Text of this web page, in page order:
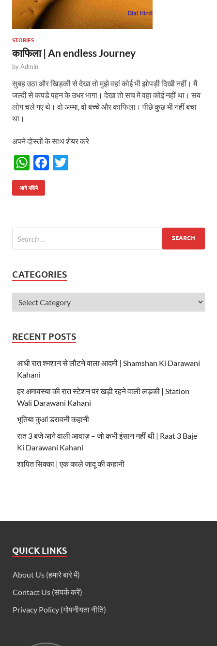
STORIES
काफिला | An endless Journey
byAdmin
सुबह उठा और खिड़की से देखा तो मुझे वहां कोई भी झोपड़ी दिखी नहीं। मैं
जल्दी से कपडे पहन के उधर भागा। देखा तो सच में वहा कोई नहीं था। सब
लोग चले गए थे। वो अम्मा, वो बच्चे और काफिला। पीछे कुछ भी नहीं बचा
था।
अपने दोस्तों के साथ शेयर करे
W
h
at
A
p
p
F
o
k
आगे पढिये
CATEGORIES
RECENT POSTS
आधी रात श्मशान से लौटने वाला आदमी | Shamshan Ki Darawani
Kahani
हर अमावस्या की रात स्टेशन पर खड़ी रहने वाली लड़की | Station
Wali Darawani Kahani
भूतिया कुआं डरावनी कहानी
रात 3 बजे आने वाली आवाज़ – जो कभी इंसान नहीं थी | Raat 3 Baje
Ki Darawani Kahani
शापित सिक्का | एक काले जादू की कहानी
QUICK LINKS
About Us (हमारे बारे में)
Contact Us (संपर्क करें)
Privacy Policy (गोपनीयता नीति)